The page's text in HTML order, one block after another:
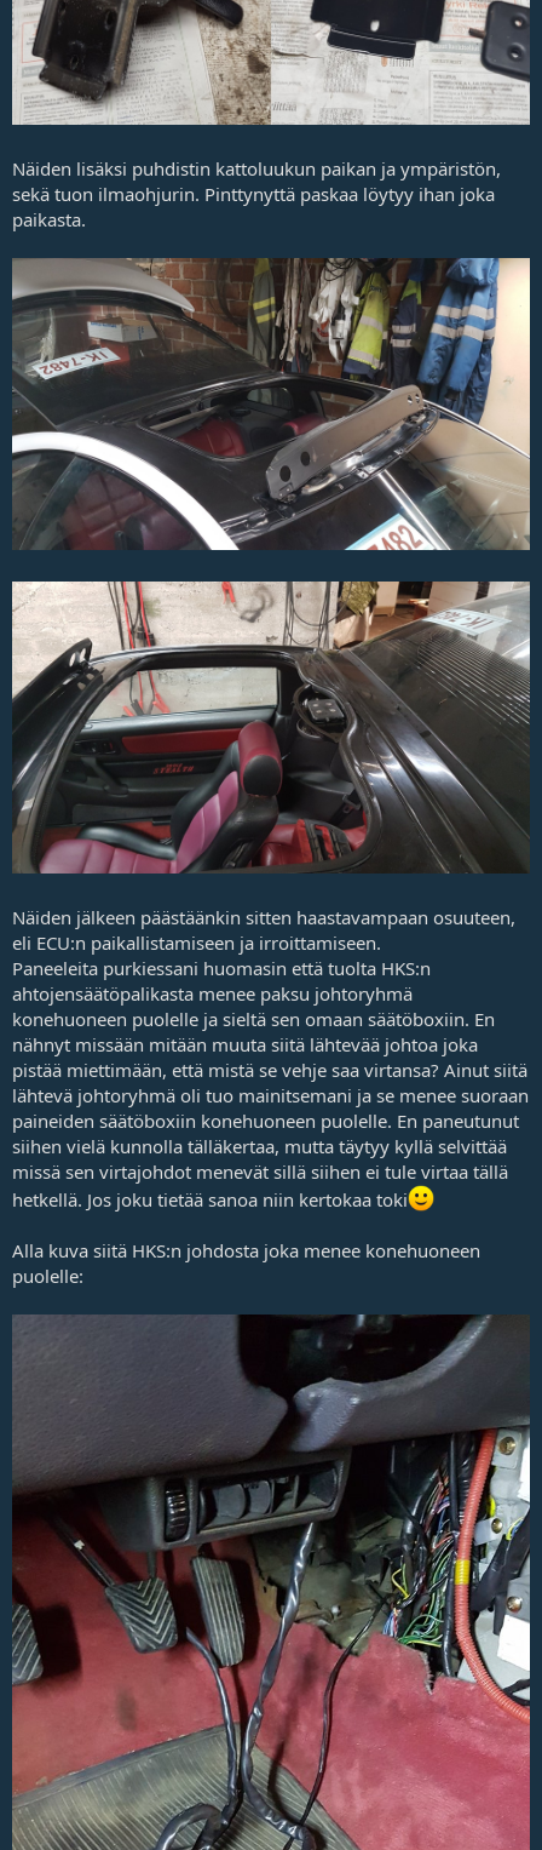
Näiden lisäksi puhdistin kattoluukun paikan ja ympäristön,
sekä tuon ilmaohjurin. Pinttynyttä paskaa löytyy ihan joka
paikasta.
Näiden jälkeen päästäänkin sitten haastavampaan osuuteen,
eli ECU:n paikallistamiseen ja irroittamiseen.
Paneeleita purkiessani huomasin että tuolta HKS:n
ahtojensäätöpalikasta menee paksu johtoryhmä
konehuoneen puolelle ja sieltä sen omaan säätöboxiin. En
nähnyt missään mitään muuta siitä lähtevää johtoa joka
pistää miettimään, että mistä se vehje saa virtansa? Ainut siitä
lähtevä johtoryhmä oli tuo mainitsemani ja se menee suoraan
paineiden säätöboxiin konehuoneen puolelle. En paneutunut
siihen vielä kunnolla tälläkertaa, mutta täytyy kyllä selvittää
missä sen virtajohdot menevät sillä siihen ei tule virtaa tällä
hetkellä. Jos joku tietää sanoa niin kertokaa toki
Alla kuva siitä HKS:n johdosta joka menee konehuoneen
puolelle: